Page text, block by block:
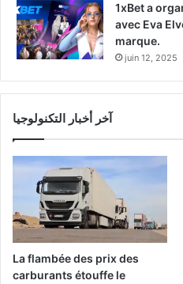
1xBet a
avec Eva
marque.
juin 12, 2025
آخر أخبار التكنولوجيا
La flambée des prix des
carburants étouffe le